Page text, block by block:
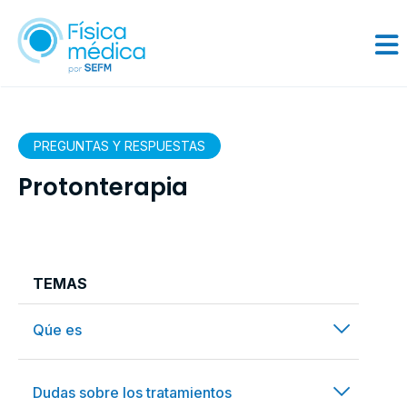
PREGUNTAS Y RESPUESTAS
Protonterapia
TEMAS
Qúe es arrow_forward_ios
¿Cuáles son las indicaciones de la
arrow_right_alt
Dudas sobre los tratamientos arrow_forward_ios